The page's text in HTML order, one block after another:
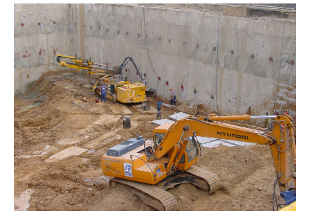
им. Э.А. Стрельцова,
тренировочные поля на
земельном участке с
кадастровым номером
77:05:0002001:10518,
расположенного по адресу: г.
Москва, ул. Восточная, влд.
4А